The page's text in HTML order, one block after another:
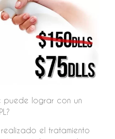
puede lograr con un
realizado el tratamiento